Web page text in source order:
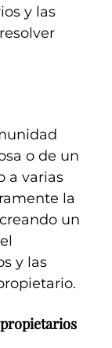
y las
o de un
a varias
la
un
y las